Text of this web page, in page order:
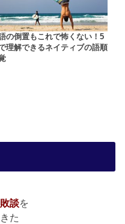
の倒置もこれで怖くない！5
理解できるネイティブの語順
談を
た